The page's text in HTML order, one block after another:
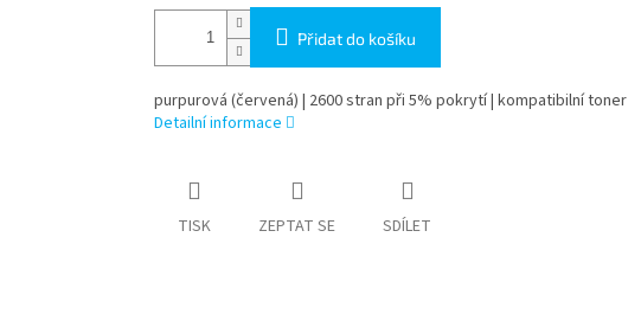
Přidat do košíku
purpurová (červená) | 2600 stran při 5% pokrytí | kompatibilní toner
Detailní informace
TISK ZEPTAT SE SDÍLET